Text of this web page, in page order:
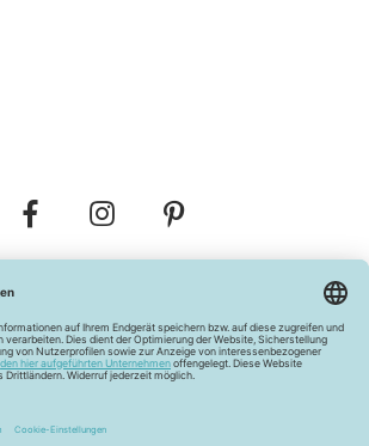
Vertrag widerrufen